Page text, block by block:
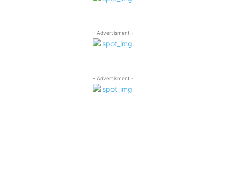
- Advertisment -
- Advertisment -